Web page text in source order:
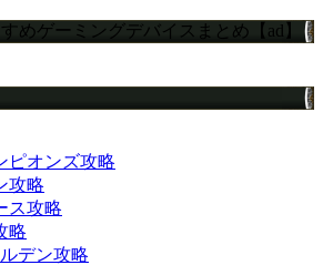
めゲーミングデバイスまとめ【ad】
ピオンズ攻略
攻略
ス攻略
略
デン攻略